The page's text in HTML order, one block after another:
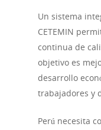
Un sistema
CETEMIN
continua de
objetivo es
desarrollo
trabajadores y
Perú necesita